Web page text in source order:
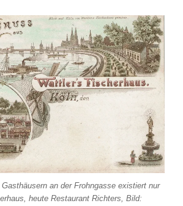
an der Frohngasse existiert nur
heute Restaurant Richters, Bild: